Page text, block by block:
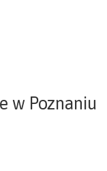
w Poznaniu